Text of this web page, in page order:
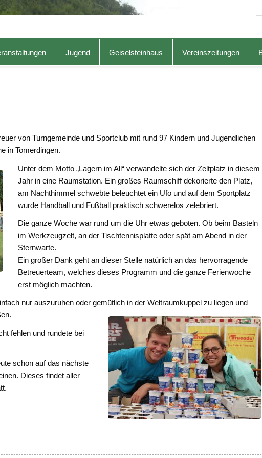
Jugend Geiselsteinhaus Vereinszeitungen
von Turngemeinde und Sportclub mit rund 97 Kindern und Jugendlichen
in Tomerdingen.
Unter dem Motto „Lagern im All“ verwandelte sich der Zeltplatz in diesem
Jahr in eine Raumstation. Ein großes Raumschiff dekorierte den Platz,
am Nachthimmel schwebte beleuchtet ein Ufo und auf dem Sportplatz
wurde Handball und Fußball praktisch schwerelos zelebriert.
Die ganze Woche war rund um die Uhr etwas geboten. Ob beim Basteln
im Werkzeugzelt, an der Tischtennisplatte oder spät am Abend in der
Sternwarte.
Ein großer Dank geht an dieser Stelle natürlich an das hervorragende
Betreuerteam, welches dieses Programm und die ganze Ferienwoche
erst möglich machten.
nur auszuruhen oder gemütlich in der Weltraumkuppel zu liegen und
fehlen und rundete bei
schon auf das nächste
Dieses findet aller